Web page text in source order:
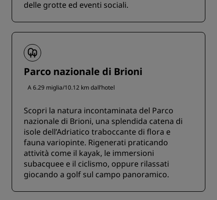
delle grotte ed eventi sociali.
Parco nazionale di Brioni
A 6.29 miglia/10.12 km dall’hotel
Scopri la natura incontaminata del Parco
nazionale di Brioni, una splendida catena di
isole dell’Adriatico traboccante di flora e
fauna variopinte. Rigenerati praticando
attività come il kayak, le immersioni
subacquee e il ciclismo, oppure rilassati
giocando a golf sul campo panoramico.